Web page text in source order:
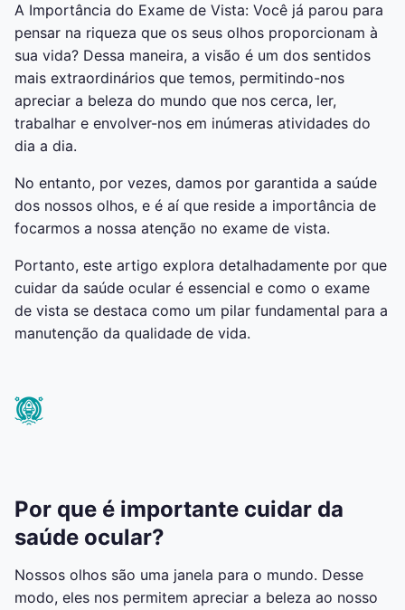
A Importância do Exame de Vista: Você já parou para
pensar na riqueza que os seus olhos proporcionam à
sua vida? Dessa maneira, a visão é um dos sentidos
mais extraordinários que temos, permitindo-nos
apreciar a beleza do mundo que nos cerca, ler,
trabalhar e envolver-nos em inúmeras atividades do
dia a dia.
No entanto, por vezes, damos por garantida a saúde
dos nossos olhos, e é aí que reside a importância de
focarmos a nossa atenção no exame de vista.
Portanto, este artigo explora detalhadamente por que
cuidar da saúde ocular é essencial e como o exame
de vista se destaca como um pilar fundamental para a
manutenção da qualidade de vida.
Por que é importante cuidar da
saúde ocular?
Nossos olhos são uma janela para o mundo. Desse
modo, eles nos permitem apreciar a beleza ao nosso